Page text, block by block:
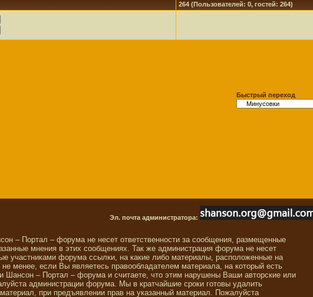
264 (Пользователей: 0, гостей: 264)
Быстрый переход
Эл. почта администратора:
– Портал – форума не несет ответственности за сообщения, размещенные
мнения в этих сообщениях. Так же администрация форума не несет
участниками форума ссылки, на какие либо материалы, расположенные на
менее, если Вы являетесь правообладателем материала, на который есть
Шансон – Портал – форума и считаете, что этим нарушены Ваши авторские или
администрации форума. Мы в кратчайшие сроки готовы удалить
при предъявлении прав на указанный материал. Пожалуйста